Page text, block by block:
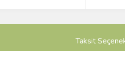
Taksit